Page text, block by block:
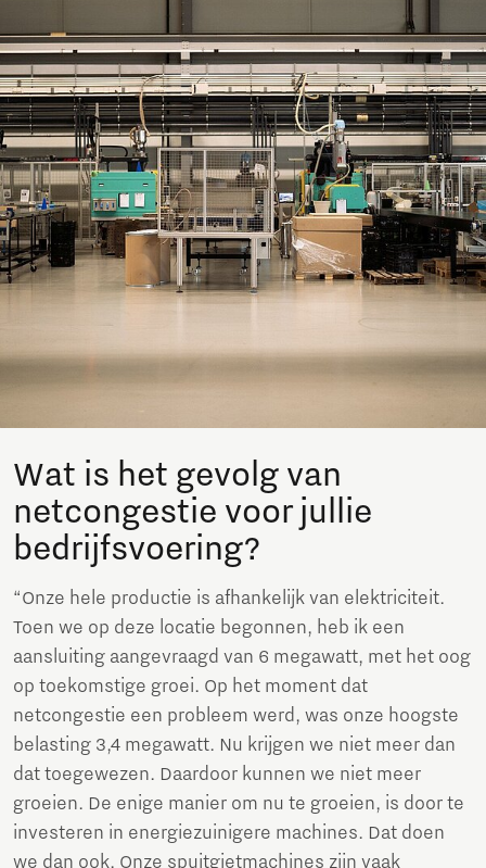
Wat is het gevolg van
netcongestie voor jullie
bedrijfsvoering?
“Onze hele productie is afhankelijk van elektriciteit.
Toen we op deze locatie begonnen, heb ik een
aansluiting aangevraagd van 6 megawatt, met het oog
op toekomstige groei. Op het moment dat
netcongestie een probleem werd, was onze hoogste
belasting 3,4 megawatt. Nu krijgen we niet meer dan
dat toegewezen. Daardoor kunnen we niet meer
groeien. De enige manier om nu te groeien, is door te
investeren in energiezuinigere machines. Dat doen
we dan ook. Onze spuitgietmachines zijn vaak